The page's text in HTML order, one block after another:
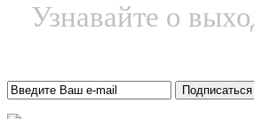
Узнавайте о